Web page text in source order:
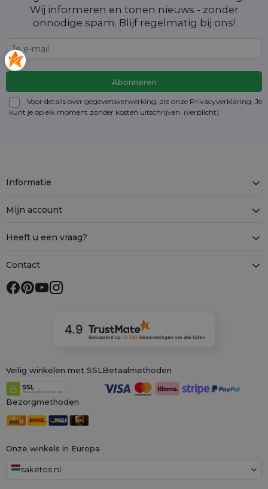
Wij informeren en tonen nieuws - zonder
onnodige spam. Blijf regelmatig bij ons!
Voor details over gegevensverwerking, zie onze Privacyverklaring. Je
kunt je op elk moment zonder kosten uitschrijven . (verplicht)
Onze winkels in Europa
saketos.nl
Informatie
Mijn account
Heeft u een vraag?
Contact
4.9
Gebaseerd op 12 882 beoordelingenvan alle tijden
Veilig winkelen met SSL Betaalmethoden
Bezorgmethoden